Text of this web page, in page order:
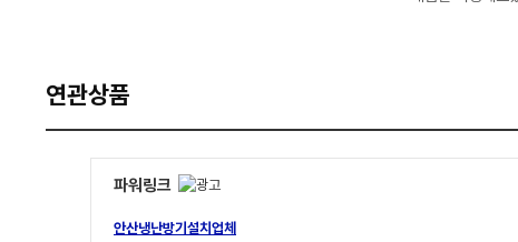
연관상품
파워링크
안산냉난방기설치업체